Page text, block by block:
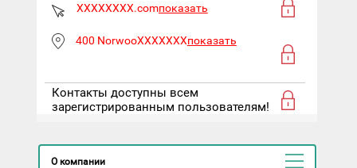
XXXXXXXX.comпоказать
400 NorwooXXXXXXXпоказать
Контакты доступны всем
зарегистрированным пользователям!
О компании